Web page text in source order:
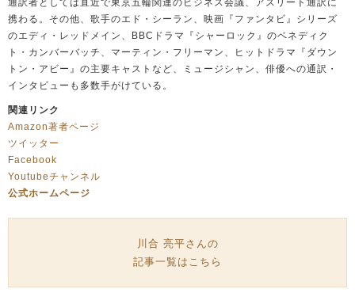
通訳者としては直近で東京五輪関連のビジネス会議、アスリート通訳に
携わる。その他、歌手のエド・シーラン、映画『ファンタビ』シリーズ
のエディ・レッドメイン、BBCドラマ『シャーロック』のベネディク
ト・カンバーバッチ、マーティン・フリーマン、ヒットドラマ『ダウン
トン・アビー』の主要キャストなど、ミュージシャン、俳優への通訳・
インタビューも多数手がけている。
関連リンク
Amazon著者ページ
ツイッター
Facebook
Youtubeチャンネル
公式ホームページ
川合 亮平さんの
記事一覧はこちら